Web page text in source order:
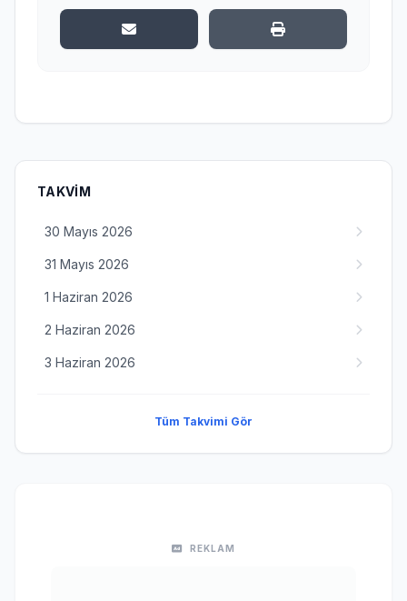
TAKVIM
30 Mayıs 2026
31 Mayıs 2026
1 Haziran 2026
2 Haziran 2026
3 Haziran 2026
Tüm Takvimi Gör
REKLAM